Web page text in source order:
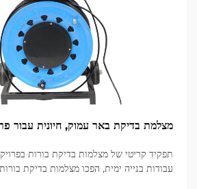
מצלמת בדיקת באר עמוק, חיונית עבור
תפקיד קריטי של מצלמות בדיקת בורות
עבודות בנייה ימית, הפכו מצלמות בדיקת בורות